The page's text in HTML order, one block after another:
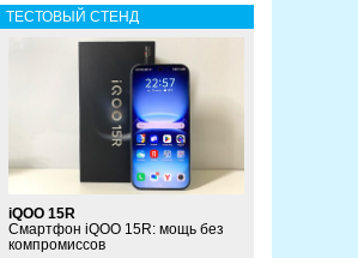
ТЕСТОВЫЙ СТЕНД
iQOO 15R
Смартфон iQOO 15R: мощь без
компромиссов